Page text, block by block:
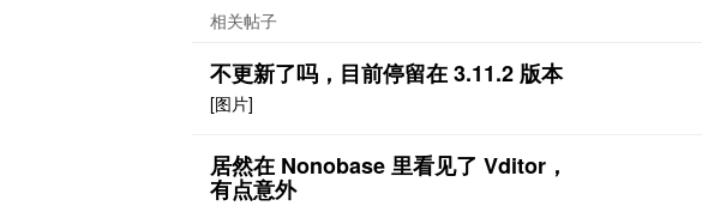
相关帖子
不更新了吗，目前停留在 3.11.2 版本
[图片]
居然在 Nonobase 里看见了 Vditor，
有点意外